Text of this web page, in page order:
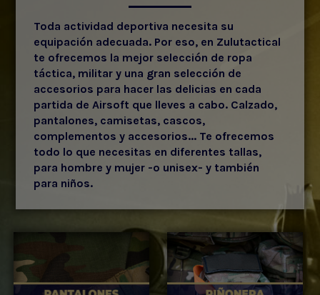
Toda actividad deportiva necesita su
equipación adecuada. Por eso, en Zulutactical
te ofrecemos la mejor selección de ropa
táctica, militar y una gran selección de
accesorios para hacer las delicias en cada
partida de Airsoft que lleves a cabo. Calzado,
pantalones, camisetas, cascos,
complementos y accesorios... Te ofrecemos
todo lo que necesitas en diferentes tallas,
para hombre y mujer -o unisex- y también
para niños.